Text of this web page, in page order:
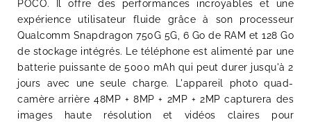
POCO. Il offre des performances incroyables et une
expérience utilisateur fluide grâce à son processeur
Qualcomm Snapdragon 750G 5G, 6 Go de RAM et 128 Go
de stockage intégrés. Le téléphone est alimenté par une
batterie puissante de 5000 mAh qui peut durer jusqu'à 2
jours avec une seule charge. L'appareil photo quad-
camère arrière 48MP + 8MP + 2MP + 2MP capturera des
images haute résolution et vidéos claires pour